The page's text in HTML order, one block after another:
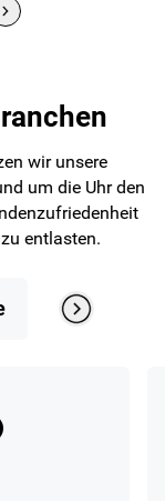
wir unsere
um die Uhr den
entlasten.